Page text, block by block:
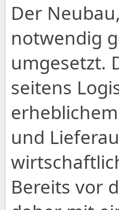
Der
notwendig
umgesetzt.
seitens
und
Bereits vor